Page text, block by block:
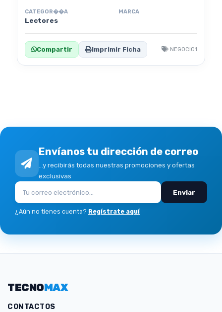
CATEGOR��A
Lectores
MARCA
Compartir Imprimir Ficha NEGOCIO1
Envíanos tu dirección de correo
...y recibirás todas nuestras promociones y ofertas
exclusivas
Enviar
¿Aún no tienes cuenta? Regístrate aquí
TECNOMAX
CONTACTOS